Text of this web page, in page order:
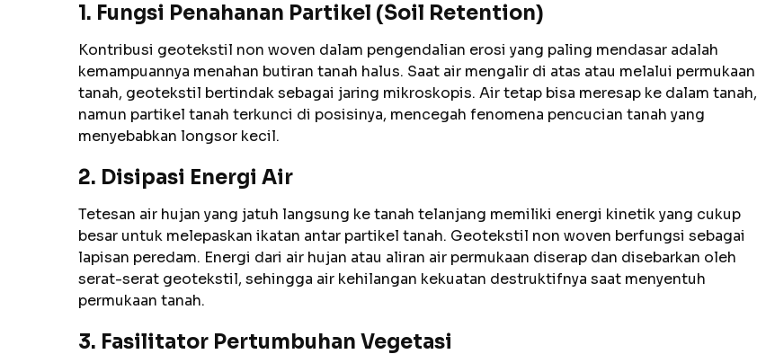
1. Fungsi Penahanan Partikel (Soil Retention)
Kontribusi geotekstil non woven dalam pengendalian erosi yang paling mendasar adalah
kemampuannya menahan butiran tanah halus. Saat air mengalir di atas atau melalui permukaan
tanah, geotekstil bertindak sebagai jaring mikroskopis. Air tetap bisa meresap ke dalam tanah,
namun partikel tanah terkunci di posisinya, mencegah fenomena pencucian tanah yang
menyebabkan longsor kecil.
2. Disipasi Energi Air
Tetesan air hujan yang jatuh langsung ke tanah telanjang memiliki energi kinetik yang cukup
besar untuk melepaskan ikatan antar partikel tanah. Geotekstil non woven berfungsi sebagai
lapisan peredam. Energi dari air hujan atau aliran air permukaan diserap dan disebarkan oleh
serat-serat geotekstil, sehingga air kehilangan kekuatan destruktifnya saat menyentuh
permukaan tanah.
3. Fasilitator Pertumbuhan Vegetasi